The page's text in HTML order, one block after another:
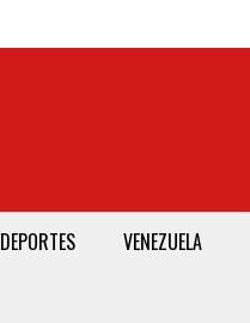
DEPORTES VENEZUELA